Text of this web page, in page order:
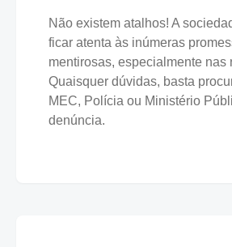
Não existem atalhos! A
ficar atenta às inúmeras
mentirosas, especialmente nas
Quaisquer dúvidas, basta
MEC, Polícia ou Ministério
denúncia.